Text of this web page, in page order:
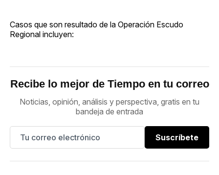
Casos que son resultado de la Operación Escudo
Regional incluyen:
Recibe lo mejor de Tiempo en tu correo
Noticias, opinión, análisis y perspectiva, gratis en tu
bandeja de entrada
Suscríbete